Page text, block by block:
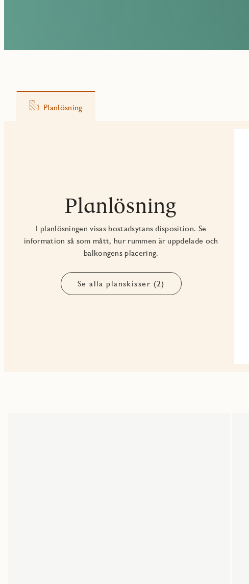
Planlösning
Planlösning
I planlösningen visas bostadsytans disposition. Se
information så som mått, hur rummen är uppdelade och
balkongens placering.
Se alla planskisser (2)